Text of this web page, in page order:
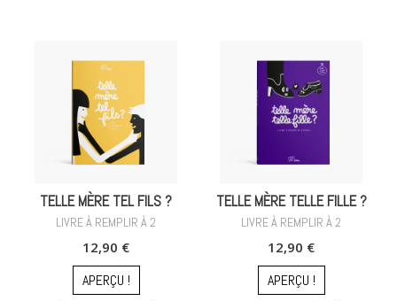
TELLE MÈRE TEL FILS ?
LIVRE À REMPLIR À 2
12,90 €
APERÇU !
TELLE MÈRE TELLE FILLE ?
LIVRE À REMPLIR À 2
12,90 €
APERÇU !